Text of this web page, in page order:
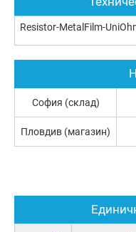
Resistor-MetalFilm-
София (склад)
Пловдив (магазин)